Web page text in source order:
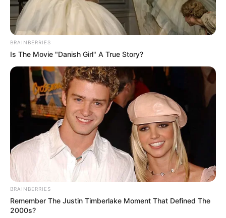
Why everything you thought you knew about water
might be wrong
CTA LOVE
BRAINBERRIES
Is The Movie "Danish Girl" A True Story?
BRAINBERRIES
Remember The Justin Timberlake Moment That Defined The
2000s?